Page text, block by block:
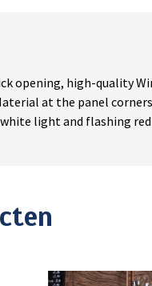
opening, high-quality
at the panel
light and flashing